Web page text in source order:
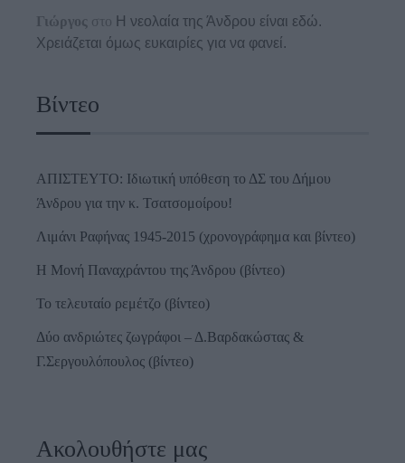
Γιώργος στο Η νεολαία της Άνδρου είναι εδώ.
Χρειάζεται όμως ευκαιρίες για να φανεί.
Βίντεο
ΑΠΙΣΤΕΥΤΟ: Ιδιωτική υπόθεση το ΔΣ του Δήμου
Άνδρου για την κ. Τσατσομοίρου!
Λιμάνι Ραφήνας 1945-2015 (χρονογράφημα και βίντεο)
Η Μονή Παναχράντου της Άνδρου (βίντεο)
Το τελευταίο ρεμέτζο (βίντεο)
Δύο ανδριώτες ζωγράφοι – Δ.Βαρδακώστας &
Γ.Σεργουλόπουλος (βίντεο)
Ακολουθήστε μας